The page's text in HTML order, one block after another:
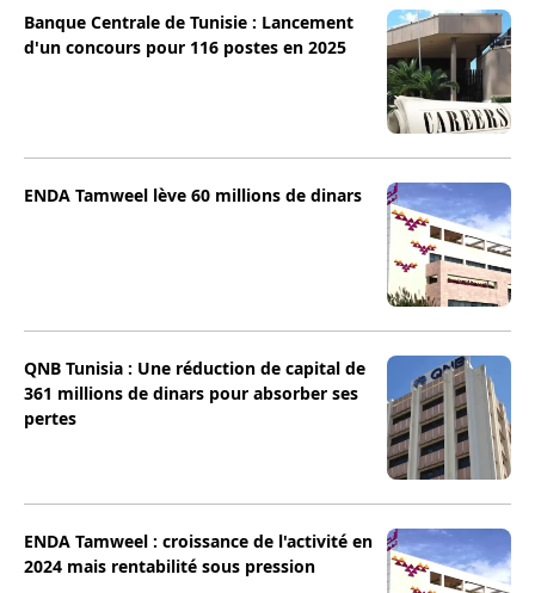
Banque Centrale de Tunisie : Lancement
d'un concours pour 116 postes en 2025
ENDA Tamweel lève 60 millions de dinars
QNB Tunisia : Une réduction de capital de
361 millions de dinars pour absorber ses
pertes
ENDA Tamweel : croissance de l'activité en
2024 mais rentabilité sous pression